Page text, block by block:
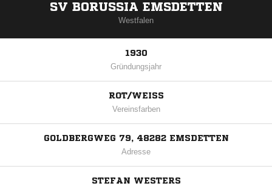
SV BORUSSIA EMSDETTEN
Westfalen
1930
Gründungsjahr
ROT/WEISS
Vereinsfarben
GOLDBERGWEG 79, 48282 EMSDETTEN
Adresse
STEFAN WESTERS